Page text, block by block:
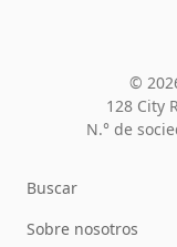
©
128 City
N.° de
Buscar
Sobre nosotros